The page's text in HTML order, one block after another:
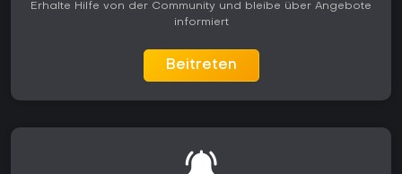
Erhalte Hilfe von der Community und bleibe über Angebote
informiert
Beitreten